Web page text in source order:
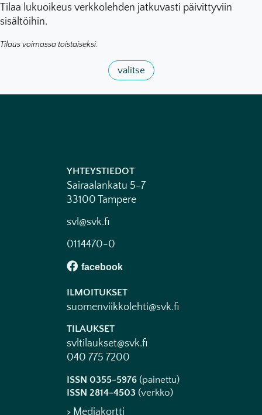
Tilaa lukuoikeus verkkolehden jatkuvasti päivittyviin
sisältöihin.
Tilaus voimassa toistaiseksi.
valitse
YHTEYSTIEDOT
Sairaalankatu 5-7
33100 Tampere
svl@svk.fi
0114470-0
ILMOITUKSET
suomenviikkolehti@svk.fi
TILAUKSET
svltilaukset@svk.fi
040 775 7200
ISSN 0355-5976 (painettu)
ISSN 2814-4503 (verkko)
> Mediakortti